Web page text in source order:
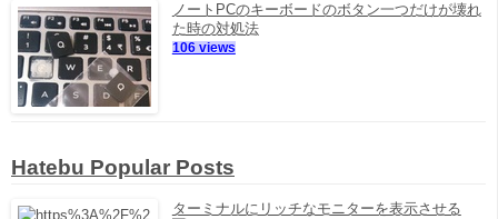
ノートPCのキーボードのボタン一つだけが壊れ
た時の対処法
106 views
Hatebu Popular Posts
ターミナルにリッチなモニターを表示させる